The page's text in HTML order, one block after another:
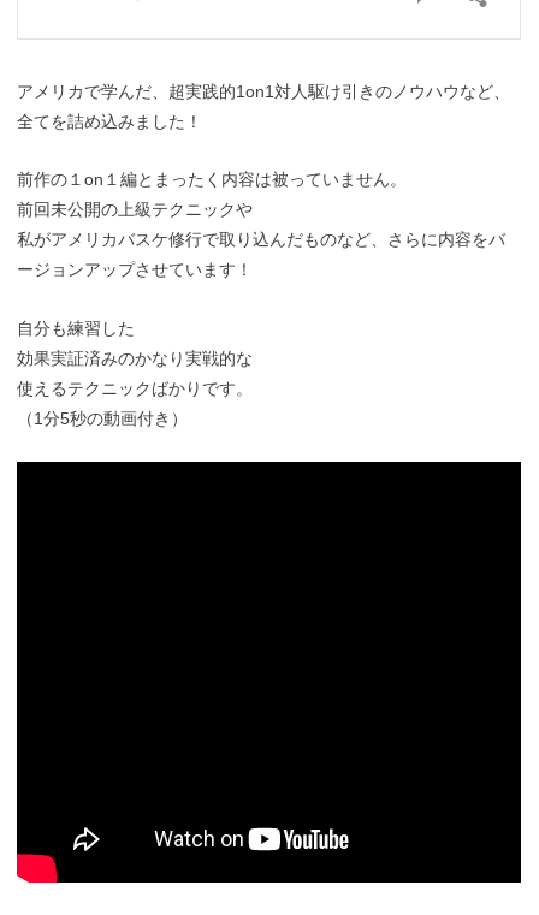
アメリカで学んだ、超実践的1on1対人駆け引きのノウハウなど、
全てを詰め込みました！
前作の１on１編とまったく内容は被っていません。
前回未公開の上級テクニックや
私がアメリカバスケ修行で取り込んだものなど、さらに内容をバ
ージョンアップさせています！
自分も練習した
効果実証済みのかなり実戦的な
使えるテクニックばかりです。
（1分5秒の動画付き）